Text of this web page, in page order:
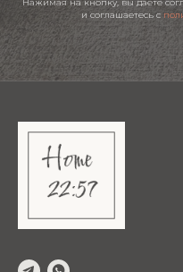
и соглашаетесь c